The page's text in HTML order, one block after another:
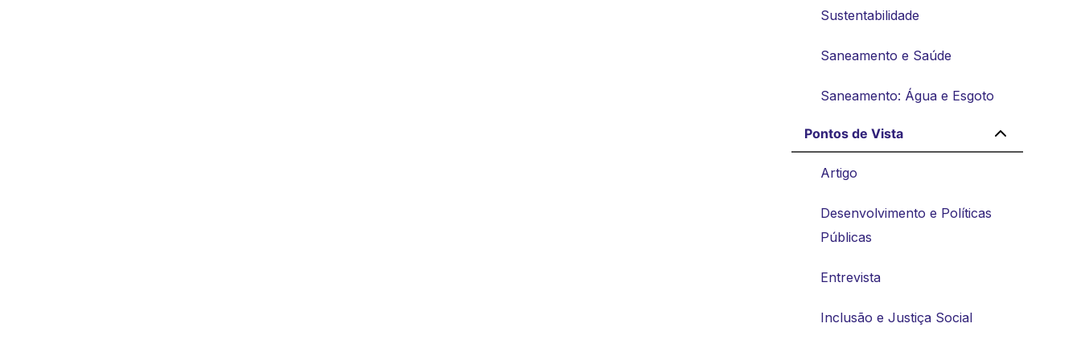
Sustentabilidade
Saneamento e Saúde
Saneamento: Água e Esgoto
Pontos de Vista
Artigo
Desenvolvimento e Políticas
Públicas
Entrevista
Inclusão e Justiça Social